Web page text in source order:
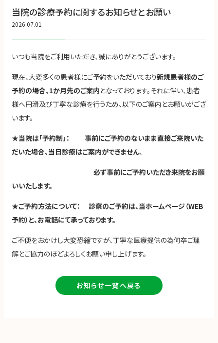
当院の診療予約に関するお知らせとお願い
2026.07.01
いつも当院をご利用いただき、誠にありがとうございます。
現在、大変多くの患者様にご予約をいただいており新規患者様のご
予約の場合、1か月先のご案内となっております。それに伴い、患者
様へ円滑及び丁寧な診療を行うため、以下のご案内とお願いがござ
います。
★当院は「予約制」： 事前にご予約のないまま直接ご来院いた
だいた場合、当日診療はご案内ができません、
必ず事前にご予約いただき来院をお願
いいたします。
★ご予約方法について： 診察のご予約は、当ホームページ（WEB
予約）と、お電話にて承っております。
ご不便をおかけし大変恐縮ですが、丁寧な医療提供の為何卒ご理
解とご協力のほどよろしくお願い申し上げます。
お知らせ一覧へ戻る